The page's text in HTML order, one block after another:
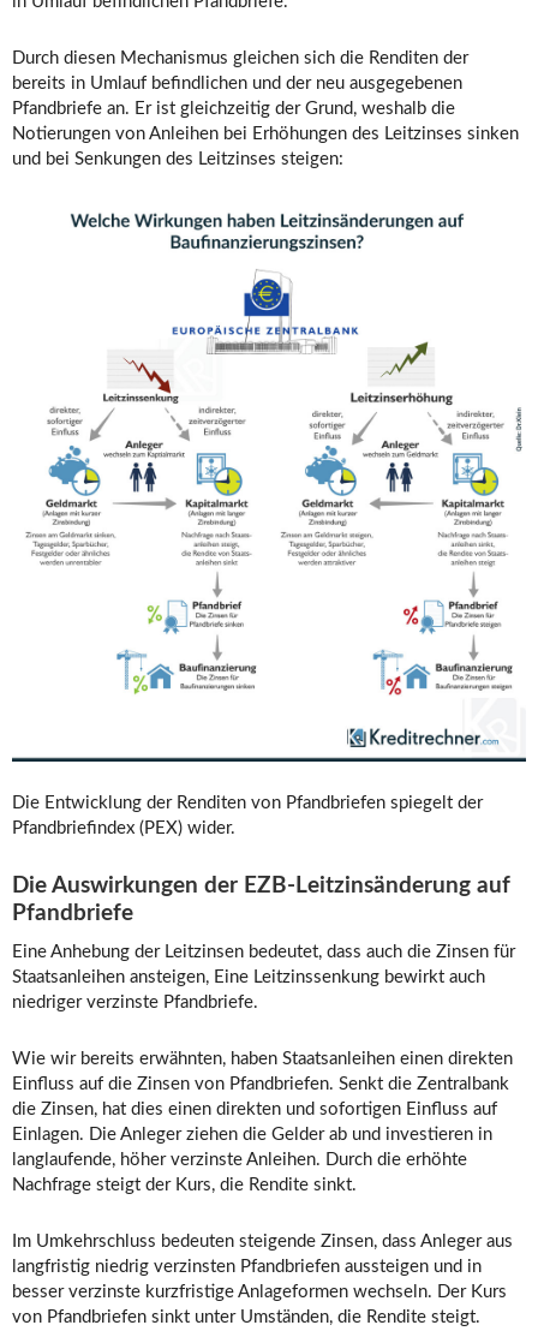
Durch diesen Mechanismus gleichen sich die Renditen der
bereits in Umlauf befindlichen und der neu ausgegebenen
Pfandbriefe an. Er ist gleichzeitig der Grund, weshalb die
Notierungen von Anleihen bei Erhöhungen des Leitzinses sinken
und bei Senkungen des Leitzinses steigen:
Die Entwicklung der Renditen von Pfandbriefen spiegelt der
Pfandbriefindex (PEX) wider.
Die Auswirkungen der EZB-Leitzinsänderung auf
Pfandbriefe
Eine Anhebung der Leitzinsen bedeutet, dass auch die Zinsen für
Staatsanleihen ansteigen, Eine Leitzinssenkung bewirkt auch
niedriger verzinste Pfandbriefe.
Wie wir bereits erwähnten, haben Staatsanleihen einen direkten
Einfluss auf die Zinsen von Pfandbriefen. Senkt die Zentralbank
die Zinsen, hat dies einen direkten und sofortigen Einfluss auf
Einlagen. Die Anleger ziehen die Gelder ab und investieren in
langlaufende, höher verzinste Anleihen. Durch die erhöhte
Nachfrage steigt der Kurs, die Rendite sinkt.
Im Umkehrschluss bedeuten steigende Zinsen, dass Anleger aus
langfristig niedrig verzinsten Pfandbriefen aussteigen und in
besser verzinste kurzfristige Anlageformen wechseln. Der Kurs
von Pfandbriefen sinkt unter Umständen, die Rendite steigt.